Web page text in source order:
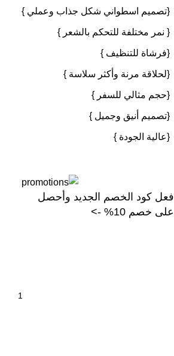
{تصميم اسطواني شكل جذاب وعملي }
{ نمر مختلفة للتحكم بالشعر }
{فرشاة للتنظيف }
{لحلاقة مرنة وأكثر سلاسة }
{حجم مثالي للسفر }
{تصميم أنيق وجميل }
{عالية الجودة }
فعل كود الخصم الجديد وأحصل
على خصم 10% ->